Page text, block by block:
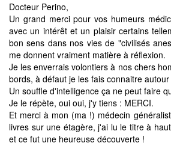
Docteur Perino,
Un grand merci pour vos humeurs
avec un intérêt et un plaisir certains
bon sens dans nos vies de "civilisés
me donnent vraiment matière à réflexion.
Je les enverrais volontiers à nos chers
bords, à défaut je les fais connaitre
Un souffle d'intelligence ça ne peut faire
Je le répète, oui oui, j'y tiens : MERCI.
Et merci à mon (ma !) médecin
livres sur une étagère, j'ai lu le titre à
et ce fut une heureuse découverte !